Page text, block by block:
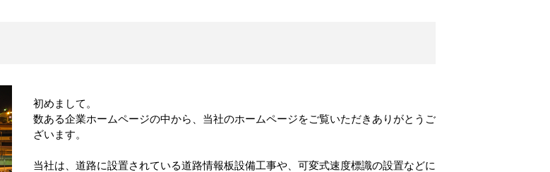
初めまして。
数ある企業ホームページの中から、当社のホームページをご覧いただきありがとうご
ざいます。
当社は、道路に設置されている道路情報板設備工事や、可変式速度標識の設置などに